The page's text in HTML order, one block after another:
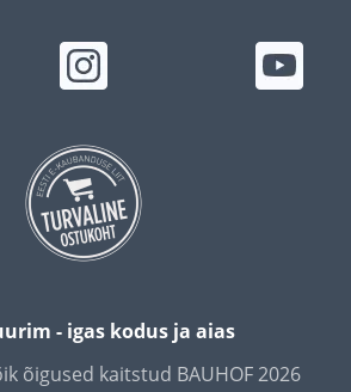
- igas kodus ja aias
õigused kaitstud BAUHOF 2026